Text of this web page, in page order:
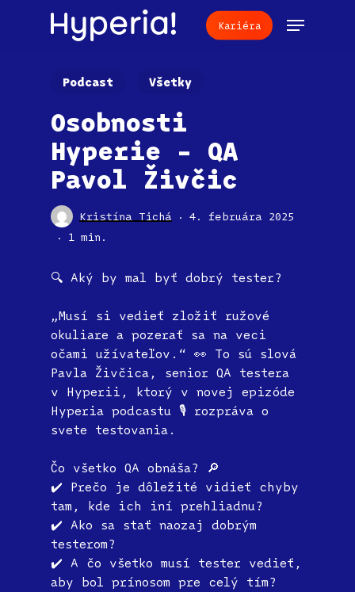
Kariéra Menu
Podcast Všetky
Osobnosti
Hyperie – QA
Pavol Živčic
Kristína Tichá
4. februára 2025
1 min.
🔍 Aký by mal byť dobrý tester?
„Musí si vedieť zložiť ružové
okuliare a pozerať sa na veci
očami užívateľov.“ 👀 To sú slová
Pavla Živčica, senior QA testera
v Hyperii, ktorý v novej epizóde
Hyperia podcastu 🎙️ rozpráva o
svete testovania.
Čo všetko QA obnáša? 🔎
✔️ Prečo je dôležité vidieť chyby
tam, kde ich iní prehliadnu?
✔️ Ako sa stať naozaj dobrým
testerom?
✔️ A čo všetko musí tester vedieť,
aby bol prínosom pre celý tím?